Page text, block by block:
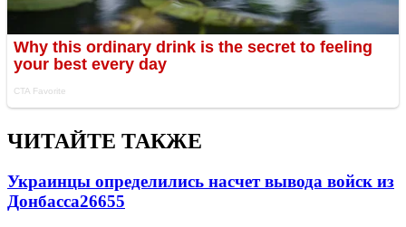
ЧИТАЙТЕ ТАКЖЕ
Украинцы определились насчет вывода войск из
Донбасса26655